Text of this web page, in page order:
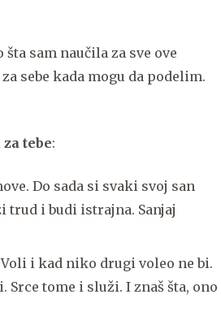
sam naučila za sve ove
sebe kada mogu da podelim.
tebe:
Do sada si svaki svoj san
trud i budi istrajna. Sanjaj
i kad niko drugi voleo ne bi.
Srce tome i služi. I znaš šta, ono